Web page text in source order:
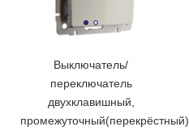
Выключатель/
переключатель
двухклавишный,
промежуточный(перекрёстный).